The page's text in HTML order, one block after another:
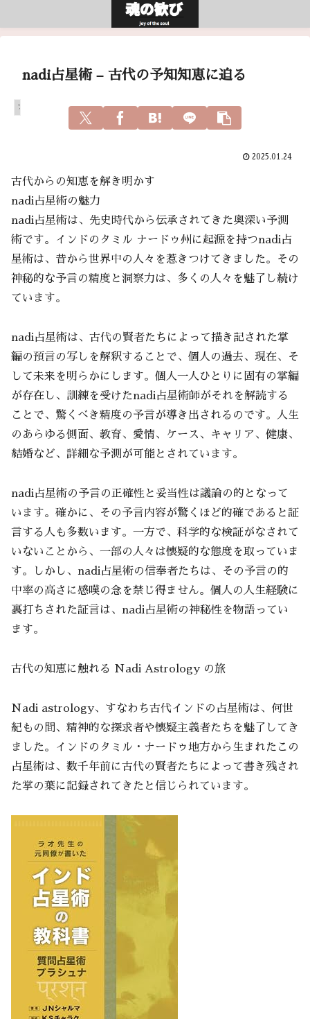
nadi占星術 – 古代の予知知恵に迫る
アガスティアの葉
2025.01.24
古代からの知恵を解き明かす
nadi占星術の魅力
nadi占星術は、先史時代から伝承されてきた奥深い予測
術です。インドのタミル ナードゥ州に起源を持つnadi占
星術は、昔から世界中の人々を惹きつけてきました。その
神秘的な予言の精度と洞察力は、多くの人々を魅了し続け
ています。
nadi占星術は、古代の賢者たちによって描き記された掌
編の預言の写しを解釈することで、個人の過去、現在、そ
して未来を明らかにします。個人一人ひとりに固有の掌編
が存在し、訓練を受けたnadi占星術師がそれを解読する
ことで、驚くべき精度の予言が導き出されるのです。人生
のあらゆる側面、教育、愛情、ケース、キャリア、健康、
結婚など、詳細な予測が可能とされています。
nadi占星術の予言の正確性と妥当性は議論の的となって
います。確かに、その予言内容が驚くほど的確であると証
言する人も多数います。一方で、科学的な検証がなされて
いないことから、一部の人々は懐疑的な態度を取っていま
す。しかし、nadi占星術の信奉者たちは、その予言の的
中率の高さに感嘆の念を禁じ得ません。個人の人生経験に
裏打ちされた証言は、nadi占星術の神秘性を物語ってい
ます。
古代の知恵に触れる Nadi Astrology の旅
Nadi astrology、すなわち古代インドの占星術は、何世
紀もの間、精神的な探求者や懐疑主義者たちを魅了してき
ました。インドのタミル・ナードゥ地方から生まれたこの
占星術は、数千年前に古代の賢者たちによって書き残され
た掌の葉に記録されてきたと信じられています。